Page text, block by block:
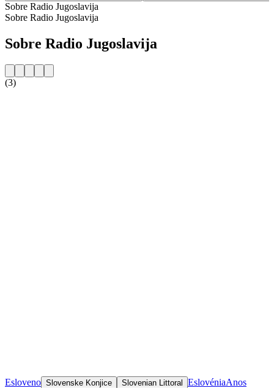
Sobre Radio Jugoslavija
Sobre Radio Jugoslavija
Sobre Radio Jugoslavija
(3)
Esloveno Slovenske Konjice Slovenian Littoral EslovéniaAnos